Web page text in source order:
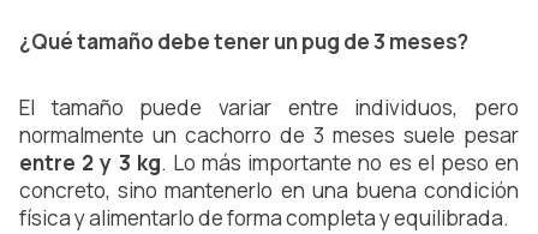
¿Qué tamaño debe tener un pug de 3 meses?
El tamaño puede variar entre individuos, pero
normalmente un cachorro de 3 meses suele pesar
entre 2 y 3 kg. Lo más importante no es el peso en
concreto, sino mantenerlo en una buena condición
física y alimentarlo de forma completa y equilibrada.